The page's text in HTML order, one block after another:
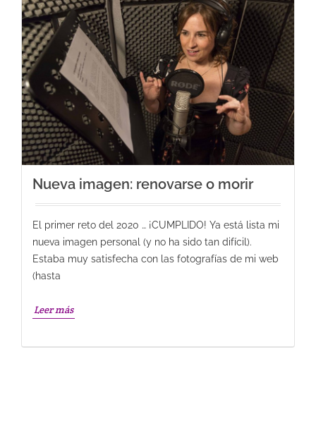
Nueva imagen: renovarse o morir
El primer reto del 2020 … ¡CUMPLIDO! Ya está lista mi
nueva imagen personal (y no ha sido tan difícil).
Estaba muy satisfecha con las fotografías de mi web
(hasta
Leer más